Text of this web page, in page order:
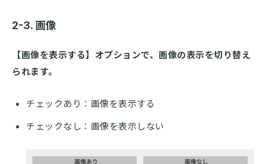
2-3. 画像
【画像を表示する】オプションで、画像の表示を切り替え
られます。
チェックあり：画像を表示する
チェックなし：画像を表示しない